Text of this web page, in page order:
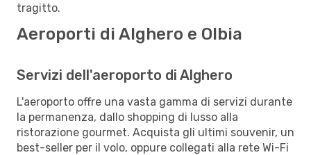
tragitto.
Aeroporti di Alghero e Olbia
Servizi dell'aeroporto di Alghero
L'aeroporto offre una vasta gamma di servizi durante
la permanenza, dallo shopping di lusso alla
ristorazione gourmet. Acquista gli ultimi souvenir, un
best-seller per il volo, oppure collegati alla rete Wi-Fi